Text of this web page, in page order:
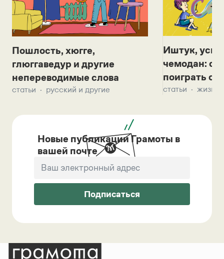
Пошлость, хюгге,
глюггаведур и другие
непереводимые слова
статьи русский и другие
Иштук,
чемодан:
поиграть с
статьи жизнь
Новые публикации Грамоты в
вашей почте
Подписаться